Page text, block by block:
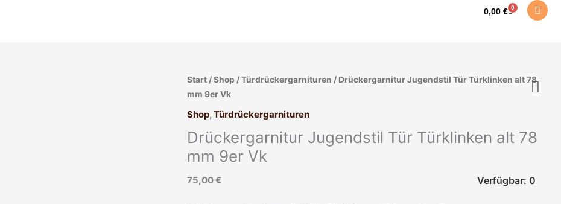
0,00 € 0
Warenkorb
Start /Shop /Türdrückergarnituren / Drückergarnitur Jugendstil Tür Türklinken alt 78
mm 9er Vk
Shop, Türdrückergarnituren
Drückergarnitur Jugendstil Tür Türklinken alt 78
mm 9er Vk
75,00€ Verfügbar: 0